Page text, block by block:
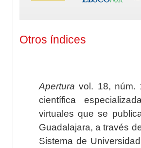
Otros índices
Apertura vol. 18, núm.
científica
virtuales que se
Guadalajara, a través
Sistema de